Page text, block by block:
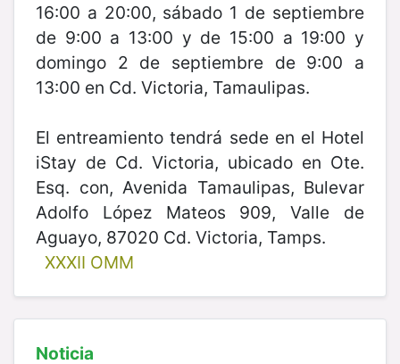
16:00 a 20:00, sábado 1 de septiembre
de 9:00 a 13:00 y de 15:00 a 19:00 y
domingo 2 de septiembre de 9:00 a
13:00 en Cd. Victoria, Tamaulipas.
El entreamiento tendrá sede en el Hotel
iStay de Cd. Victoria, ubicado en Ote.
Esq. con, Avenida Tamaulipas, Bulevar
Adolfo López Mateos 909, Valle de
Aguayo, 87020 Cd. Victoria, Tamps.
XXXII OMM
Noticia